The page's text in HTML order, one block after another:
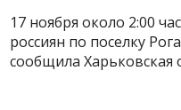
17 ноября около 2:00
россиян по поселку
сообщила Харьковская